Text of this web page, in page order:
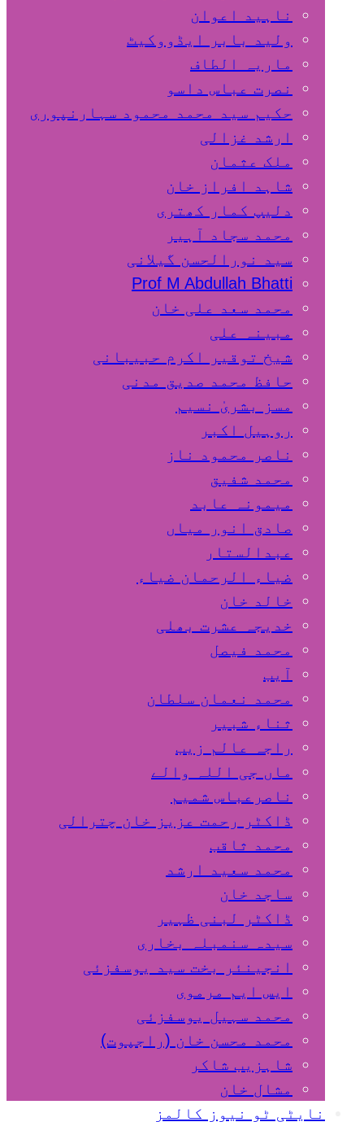
ناہید اعوان
ولید بابر ایڈووکیٹ
ماریہ الطاف
نصرت عباس داسو
حکیم سید محمد محمود سہارنپوری
ارشد غزالی
ملک عثمان
شاہد افراز خان
دلیپ کمار کھتری
محمد سجاد آہیر
سید نورالحسن گیلانی
Prof M Abdullah Bhatti
محمد سعد علی خان
مبینہ علی
شیخ توقیر اکرم حبیبانی
حافظ محمد صدیق مدنی
مسز بشریٰ نسیم
روہیل اکبر
ناصر محمود ناز
محمد شفیق
میمونہ عابد
صادق انور میاں
عبدالستار
ضیاء الرحمان ضیاء
خالد خان
خدیجہ عشرت بھلی
محمد فیصل
آیب
محمد نعمان سلطان
ثناء شبیر
راجہ عالم زیب
ماں جی اللہ والے
ناصرعباس شمیم
ڈاکٹر رحمت عزیز خان چترالی
محمد ثاقب
محمد سعید ارشد
ساجد خان
ڈاکٹر لبنی ظہیر
سیدہ سنمبلہ بخاری
انجینئر بخت سید یوسفزئی
ایس ایم مرموی
محمد سہیل یوسفزئی
محمد محسن خان (راجپوت)
شاہزیب شاکر
مشال خان
نایٹی ٹو نیوز کالمز